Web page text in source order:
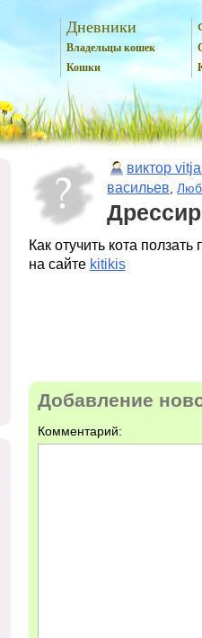
Дневники
Владельцы кошек
Кошки
виктор
васильев
Как отучить кота
на сайте kitikis
Добавление
Комментарий: